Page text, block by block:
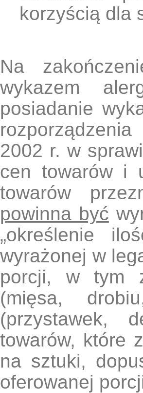
korzyścią dla
Na
wykazem
posiadanie
2002 r. w
cen towarów i
towarów
powinna być
„określenie
wyrażonej w
porcji, w tym
(mięsa,
(przystawek,
towarów, które
na sztuki,
oferowanej